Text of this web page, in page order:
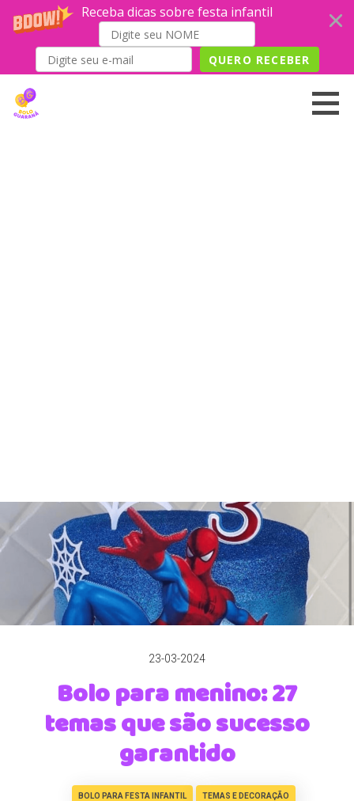
Receba dicas sobre festa infantil
QUERO RECEBER
content
23-03-2024
Bolo para menino: 27
temas que são sucesso
garantido
BOLO PARA FESTA INFANTIL TEMAS E DECORAÇÃO